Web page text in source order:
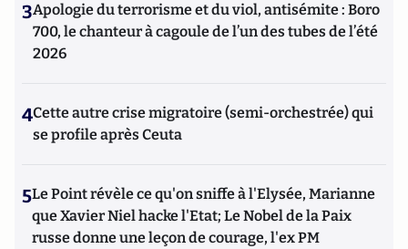
3Apologie du terrorisme et du viol, antisémite : Boro
700, le chanteur à cagoule de l’un des tubes de l’été
2026
4Cette autre crise migratoire (semi-orchestrée) qui
se profile après Ceuta
5Le Point révèle ce qu'on sniffe à l'Elysée, Marianne
que Xavier Niel hacke l'Etat; Le Nobel de la Paix
russe donne une leçon de courage, l'ex PM